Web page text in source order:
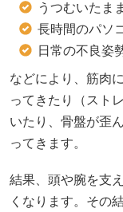
日常の不良姿
などにより、筋肉
ってきたり（スト
結果、頭や腕を支
くなります。その